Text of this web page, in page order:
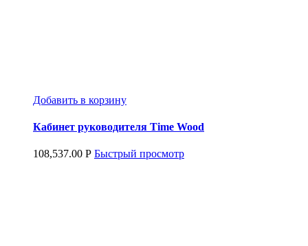
Добавить в корзину
Кабинет руководителя Time Wood
108,537.00 Р Быстрый просмотр